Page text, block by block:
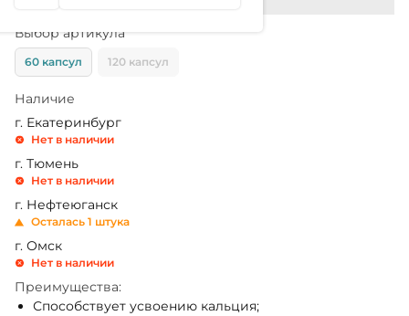
Выбор артикула
60 капсул 120 капсул
Наличие
г. Екатеринбург
Нет в наличии
г. Тюмень
Нет в наличии
г. Нефтеюганск
Осталась 1 штука
г. Омск
Нет в наличии
Преимущества:
Способствует усвоению кальция;